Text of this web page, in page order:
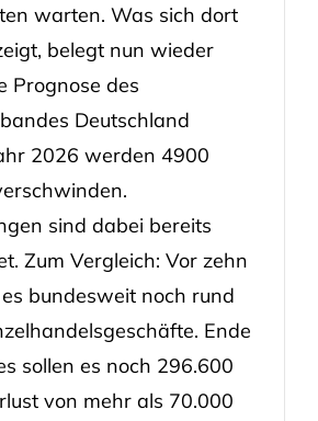
warten. Was sich dort
belegt nun wieder
Prognose des
Deutschland
2026 werden 4900
sind dabei bereits
Zum Vergleich: Vor zehn
bundesweit noch rund
Ende
sollen es noch 296.600
von mehr als 70.000